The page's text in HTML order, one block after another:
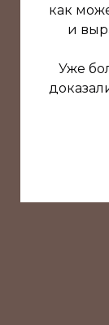
как
и
Уже